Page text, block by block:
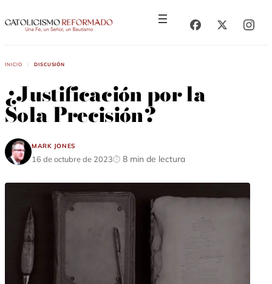
al
al
Inicio / Discusión
¿Justificación por la
Sola Precisión?
Mark Jones
16 de octubre de 2023 8 min de lectura